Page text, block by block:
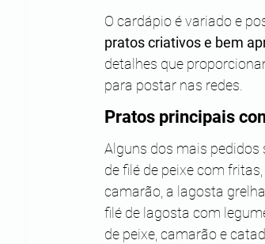
O cardápio é variado e
pratos criativos e bem
detalhes que
para postar nas redes.
Pratos principais
Alguns dos mais pedidos
de filé de peixe com
camarão, a lagosta
filé de lagosta com
de peixe, camarão e